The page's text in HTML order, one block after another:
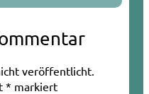
veröffentlicht.
* markiert